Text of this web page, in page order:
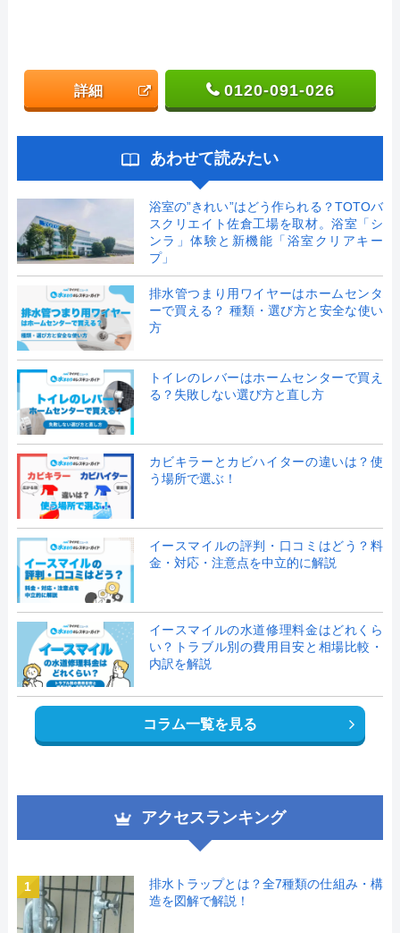
詳細 0120-091-026
あわせて読みたい
浴室の”きれい”はどう作られる？TOTOバ
スクリエイト佐倉工場を取材。浴室「シ
ンラ」体験と新機能「浴室クリアキー
プ」
排水管つまり用ワイヤーはホームセンタ
ーで買える？ 種類・選び方と安全な使い
方
トイレのレバーはホームセンターで買え
る？失敗しない選び方と直し方
カビキラーとカビハイターの違いは？使
う場所で選ぶ！
イースマイルの評判・口コミはどう？料
金・対応・注意点を中立的に解説
イースマイルの水道修理料金はどれくら
い？トラブル別の費用目安と相場比較・
内訳を解説
コラム一覧を見る
アクセスランキング
1
排水トラップとは？全7種類の仕組み・構
造を図解で解説！